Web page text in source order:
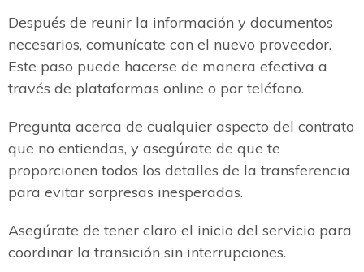
Después de reunir la información y documentos
necesarios, comunícate con el nuevo proveedor.
Este paso puede hacerse de manera efectiva a
través de plataformas online o por teléfono.
Pregunta acerca de cualquier aspecto del contrato
que no entiendas, y asegúrate de que te
proporcionen todos los detalles de la transferencia
para evitar sorpresas inesperadas.
Asegúrate de tener claro el inicio del servicio para
coordinar la transición sin interrupciones.